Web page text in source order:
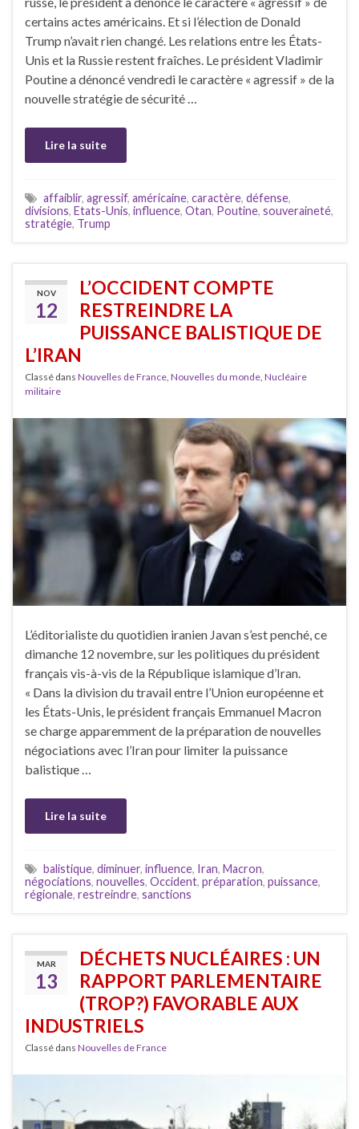
certains actes américains. Et si l’élection de Donald
Trump n’avait rien changé. Les relations entre les États-
Unis et la Russie restent fraîches. Le président Vladimir
Poutine a dénoncé vendredi le caractère « agressif » de la
nouvelle stratégie de sécurité …
Lire la suite
affaiblir, agressif, américaine, caractère, défense,
divisions, Etats-Unis, influence, Otan, Poutine, souveraineté,
stratégie, Trump
NOV
12
L’OCCIDENT COMPTE
RESTREINDRE LA
PUISSANCE BALISTIQUE DE
L’IRAN
Classé dans Nouvelles de France Nouvelles du monde Nucléaire
militaire
L’éditorialiste du quotidien iranien Javan s’est penché, ce
dimanche 12 novembre, sur les politiques du président
français vis-à-vis de la République islamique d’Iran.
« Dans la division du travail entre l’Union européenne et
les États-Unis, le président français Emmanuel Macron
se charge apparemment de la préparation de nouvelles
négociations avec l’Iran pour limiter la puissance
balistique …
Lire la suite
balistique, diminuer, influence, Iran, Macron,
négociations, nouvelles, Occident, préparation, puissance,
régionale, restreindre, sanctions
MAR
13
DÉCHETS NUCLÉAIRES : UN
RAPPORT PARLEMENTAIRE
(TROP?) FAVORABLE AUX
INDUSTRIELS
Classé dans Nouvelles de France